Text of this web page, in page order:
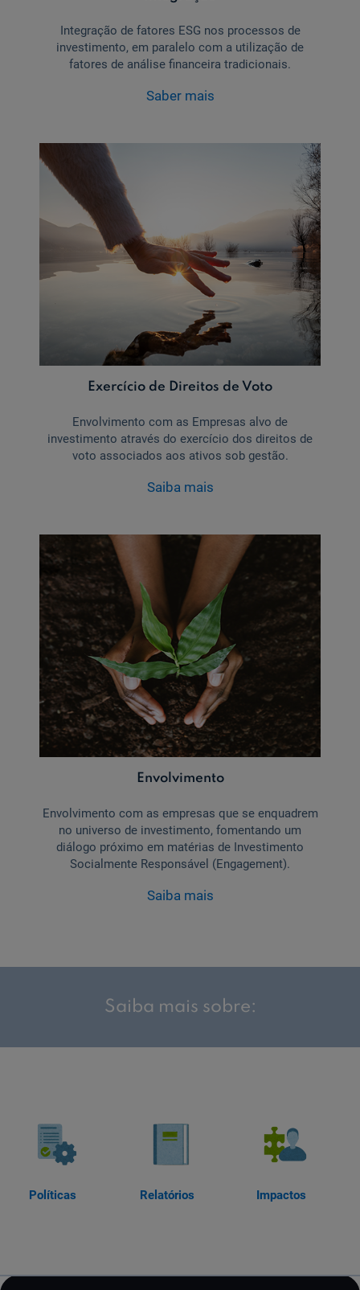
Integração de fatores ESG nos processos de
investimento, em paralelo com a utilização de
fatores de análise financeira tradicionais.
Saber mais
Exercício de Direitos de Voto
Envolvimento com as Empresas alvo de
investimento através do exercício dos direitos de
voto associados aos ativos sob gestão.
Saiba mais
Envolvimento
Envolvimento com as empresas que se enquadrem
no universo de investimento, fomentando um
diálogo próximo em matérias de Investimento
Socialmente Responsável (Engagement).
Saiba mais
Saiba mais sobre:
Políticas Relatórios Impactos